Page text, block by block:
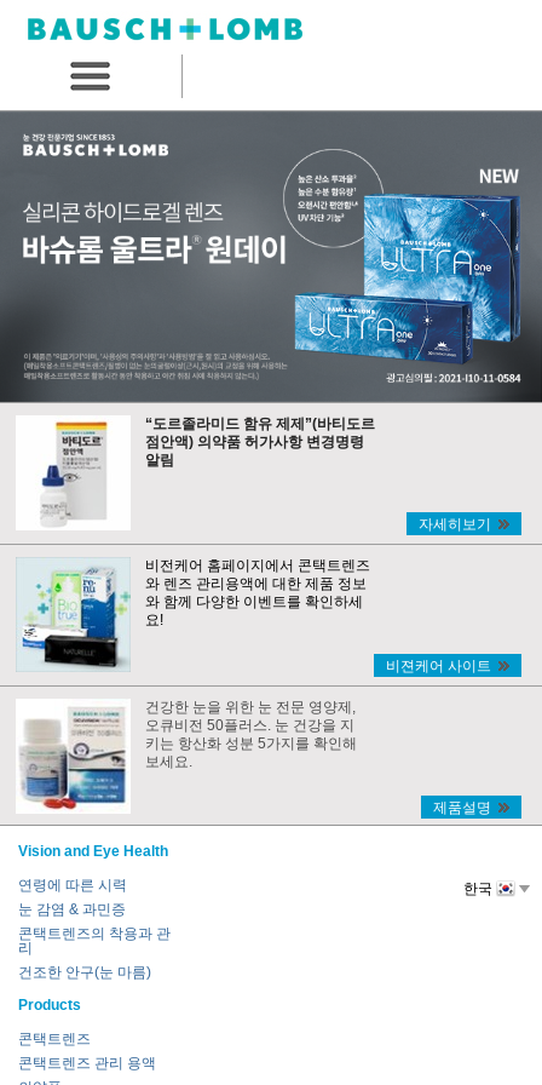
“도르졸라미드 함유 제제”(바티도르
점안액) 의약품 허가사항 변경명령
알림
자세히보기
비전케어 홈페이지에서 콘택트렌즈
와 렌즈 관리용액에 대한 제품 정보
와 함께 다양한 이벤트를 확인하세
요!
비젼케어 사이트
건강한 눈을 위한 눈 전문 영양제,
오큐비전 50플러스. 눈 건강을 지
키는 항산화 성분 5가지를 확인해
보세요.
제품설명
Vision and Eye Health
연령에 따른 시력
눈 감염 & 과민증
콘택트렌즈의 착용과 관
리
건조한 안구(눈 마름)
Products
콘택트렌즈
콘택트렌즈 관리 용액
한국